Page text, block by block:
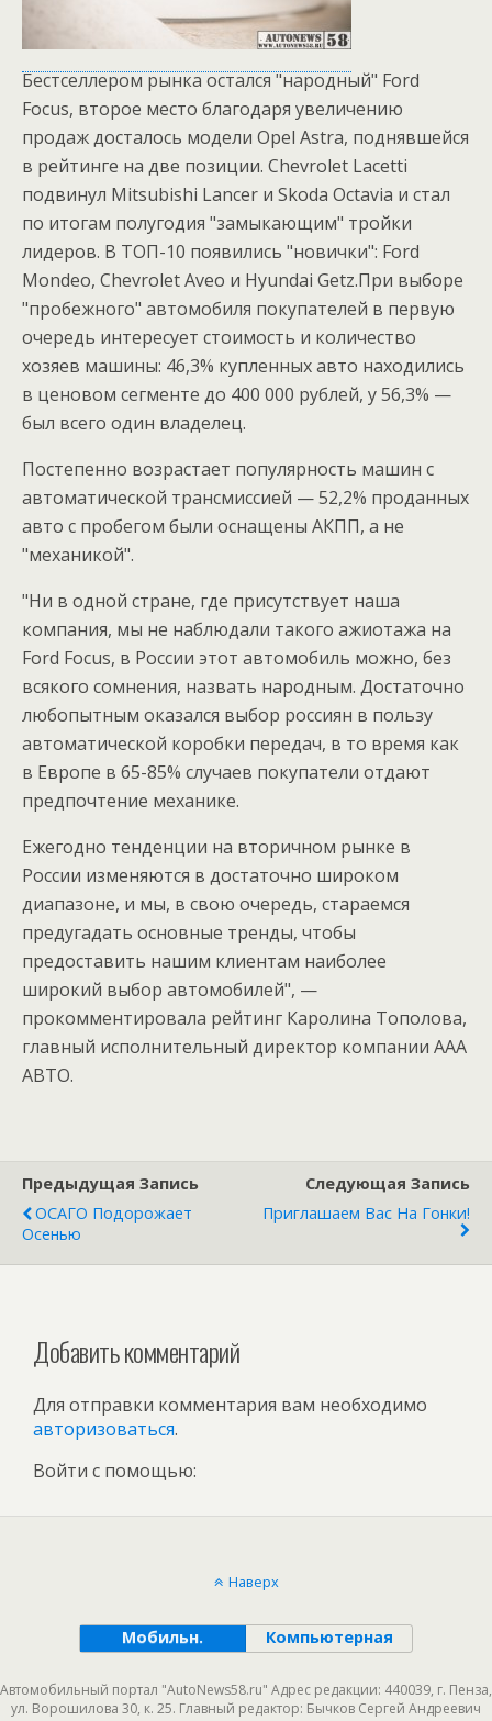
Бестселлером рынка остался "народный" Ford
Focus, второе место благодаря увеличению
продаж досталось модели Opel Astra, поднявшейся
в рейтинге на две позиции. Chevrolet Lacetti
подвинул Mitsubishi Lancer и Skoda Octavia и стал
по итогам полугодия "замыкающим" тройки
лидеров. В ТОП-10 появились "новички": Ford
Mondeo, Chevrolet Aveo и Hyundai Getz.При выборе
"пробежного" автомобиля покупателей в первую
очередь интересует стоимость и количество
хозяев машины: 46,3% купленных авто находились
в ценовом сегменте до 400 000 рублей, у 56,3% —
был всего один владелец.
Постепенно возрастает популярность машин с
автоматической трансмиссией — 52,2% проданных
авто с пробегом были оснащены АКПП, а не
"механикой".
"Ни в одной стране, где присутствует наша
компания, мы не наблюдали такого ажиотажа на
Ford Focus, в России этот автомобиль можно, без
всякого сомнения, назвать народным. Достаточно
любопытным оказался выбор россиян в пользу
автоматической коробки передач, в то время как
в Европе в 65-85% случаев покупатели отдают
предпочтение механике.
Ежегодно тенденции на вторичном рынке в
России изменяются в достаточно широком
диапазоне, и мы, в свою очередь, стараемся
предугадать основные тренды, чтобы
предоставить нашим клиентам наиболее
широкий выбор автомобилей", —
прокомментировала рейтинг Каролина Тополова,
главный исполнительный директор компании ААА
АВТО.
Предыдущая Запись
ОСАГО Подорожает
Осенью
Следующая Запись
Приглашаем Вас На Гонки!
Добавить комментарий
Для отправки комментария вам необходимо
авторизоваться.
Войти с помощью:
Наверх
Мобильн. Компьютерная
Автомобильный портал "AutoNews58.ru" Адрес редакции: 440039, г. Пенза,
ул. Ворошилова 30, к. 25. Главный редактор: Бычков Сергей Андреевич